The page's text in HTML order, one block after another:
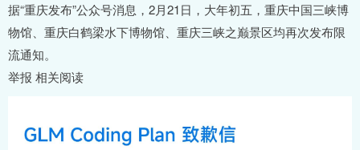
据“重庆发布”公众号消息，2月21日，大年初五，重庆中国三峡博
物馆、重庆白鹤梁水下博物馆、重庆三峡之巅景区均再次发布限
流通知。
举报 相关阅读